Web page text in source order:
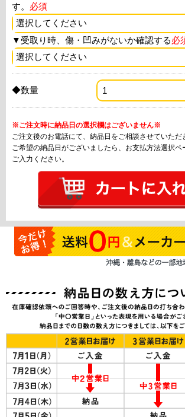
す。 必須
▼ 受取り時、傷・凹みがないか確認する必
◆数量
※ご注文時に納品日の選択欄はございません※
ご注文後のお電話にて、納品日をご相談させていただ
ご希望の納品日がございましたら、お支払方法選択
ご入力ください。